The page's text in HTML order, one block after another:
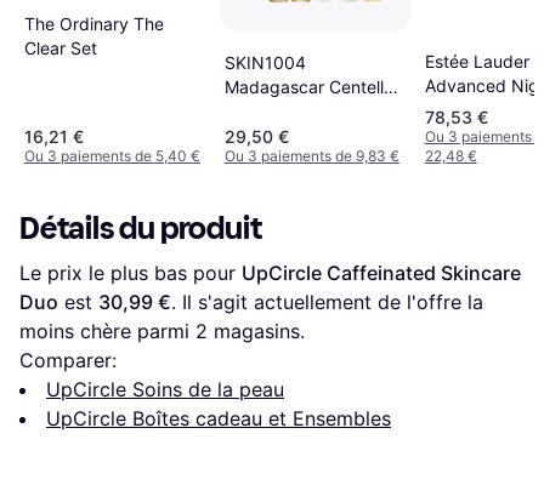
The Ordinary The
Clear Set
16,21 €
Ou 3 paiements de 5,40 €
SKIN1004
Madagascar Centella
Visage
29,50 €
Ou 3 paiements de 9,83 €
Estée Lauder
Advanced
Repair Set
78,53 €
Ou 3 paiements
22,48 €
Détails du produit
Le prix le plus bas pour UpCircle Caffeinated Skincare
Duo est 30,99 €. Il s'agit actuellement de l'offre la
moins chère parmi 2 magasins.
Comparer:
UpCircle Soins de la peau
UpCircle Boîtes cadeau et Ensembles